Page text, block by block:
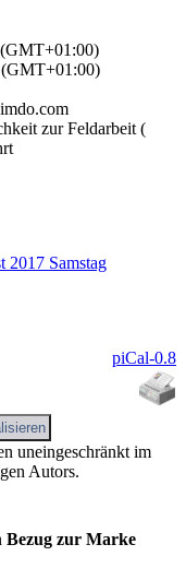
zur Feldarbeit (
2017 Samstag
piCal-0.8
uneingeschränkt im
Autors.
Bezug zur Marke